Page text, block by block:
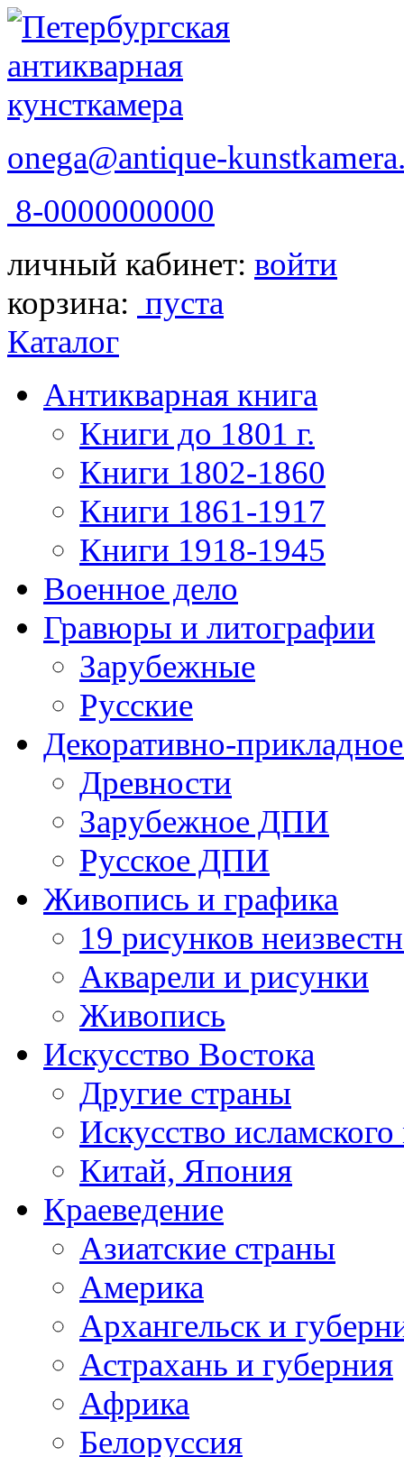
onega@antique-
8-0000000000
личный кабинет: войти
корзина: пуста
Каталог
Антикварная книга
Книги до 1801 г.
Книги 1802-1860
Книги 1861-1917
Книги 1918-1945
Военное дело
Гравюры и литографии
Зарубежные
Русские
Декоративно-
Древности
Зарубежное ДПИ
Русское ДПИ
Живопись и графика
19 рисунков
Акварели и рисунки
Живопись
Искусство Востока
Другие страны
Искусство
Китай, Япония
Краеведение
Азиатские страны
Америка
Архангельск и
Астрахань и губерния
Африка
Белоруссия